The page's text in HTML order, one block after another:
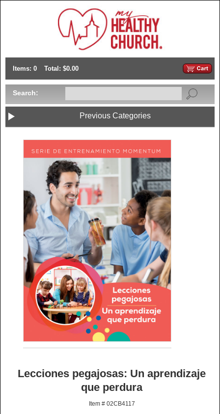
Items: 0 Total: $0.00
Search:
Previous Categories
Lecciones pegajosas: Un aprendizaje
que perdura
Item # 02CB4117